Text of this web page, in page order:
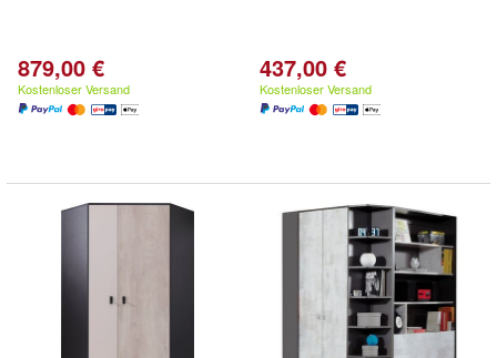
879,00 €
Kostenloser Versand
437,00 €
Kostenloser Versand